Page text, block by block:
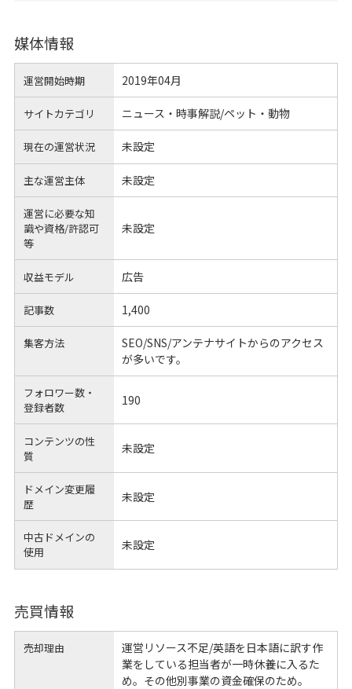
媒体情報
運営開始時期 2019年04月
サイトカテゴリ ニュース・時事解説/ペット・動物
現在の運営状況 未設定
主な運営主体 未設定
運営に必要な知
識や資格/許認可
等
未設定
収益モデル 広告
記事数 1,400
集客方法
SEO/SNS/アンテナサイトからのアクセス
が多いです。
フォロワー数・
登録者数
190
コンテンツの性
質
未設定
ドメイン変更履
歴
未設定
中古ドメインの
使用
未設定
売買情報
売却理由
運営リソース不足/英語を日本語に訳す作
業をしている担当者が一時休養に入るた
め。その他別事業の資金確保のため。